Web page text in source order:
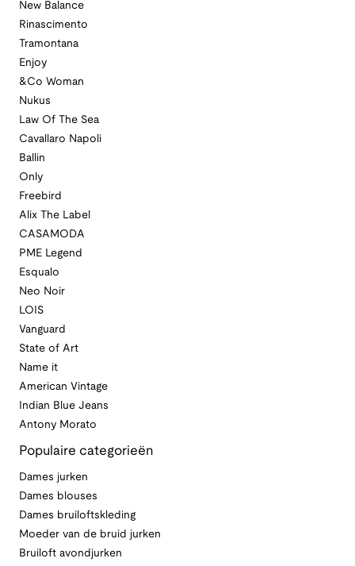
New Balance
Rinascimento
Tramontana
Enjoy
&Co Woman
Nukus
Law Of The Sea
Cavallaro Napoli
Ballin
Only
Freebird
Alix The Label
CASAMODA
PME Legend
Esqualo
Neo Noir
LOIS
Vanguard
State of Art
Name it
American Vintage
Indian Blue Jeans
Antony Morato
Populaire categorieën
Dames jurken
Dames blouses
Dames bruiloftskleding
Moeder van de bruid jurken
Bruiloft avondjurken